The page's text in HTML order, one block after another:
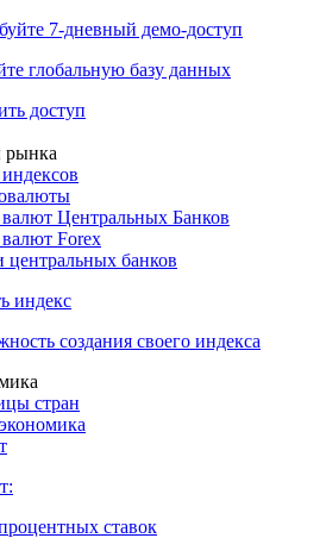
7-дневный демо-доступ
глобальную базу данных
доступ
рынка
Центральных Банков
Forex
центральных банков
индекс
создания своего индекса
стран
ставок